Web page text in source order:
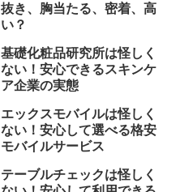
抜き、胸当たる、密着、高
い？
基礎化粧品研究所は怪しく
ない！安心できるスキンケ
ア企業の実態
エックスモバイルは怪しく
ない！安心して選べる格安
モバイルサービス
テーブルチェックは怪しく